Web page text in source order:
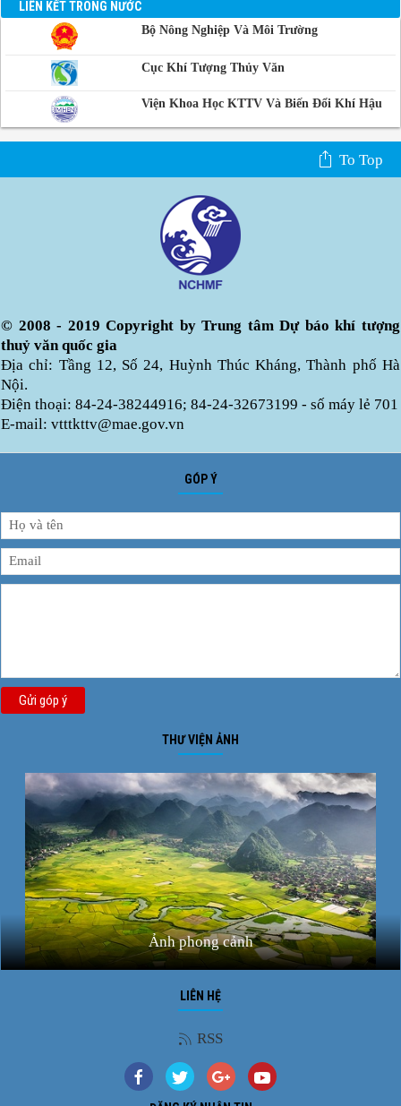
LIÊN KẾT TRONG NƯỚC
Bộ Nông Nghiệp Và Môi Trường
Cục Khí Tượng Thủy Văn
Viện Khoa Học KTTV Và Biến Đổi Khí Hậu
To Top
© 2008 - 2019 Copyright by Trung tâm Dự báo khí tượng
thuỷ văn quốc gia
Địa chỉ: Tầng 12, Số 24, Huỳnh Thúc Kháng, Thành phố Hà
Nội.
Điện thoại: 84-24-38244916; 84-24-32673199 - số máy lẻ 701
E-mail: vtttkttv@mae.gov.vn
GÓP Ý
Gửi góp ý
THƯ VIỆN ẢNH
Ảnh phong cảnh
LIÊN HỆ
RSS